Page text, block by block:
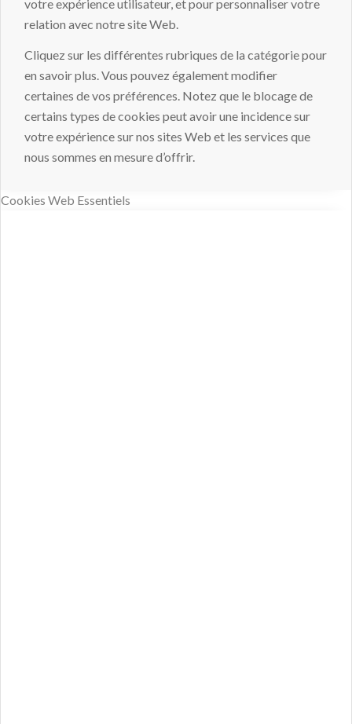
votre expérience utilisateur, et pour personnaliser votre
relation avec notre site Web.
Cliquez sur les différentes rubriques de la catégorie pour
en savoir plus. Vous pouvez également modifier
certaines de vos préférences. Notez que le blocage de
certains types de cookies peut avoir une incidence sur
votre expérience sur nos sites Web et les services que
nous sommes en mesure d’offrir.
Cookies Web Essentiels